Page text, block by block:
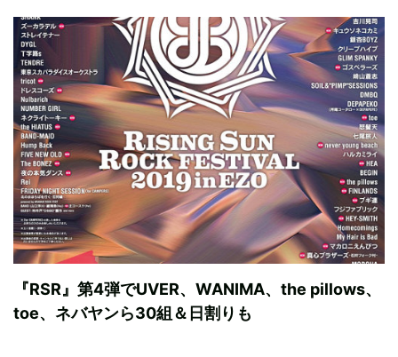
『RSR』第4弾でUVER、WANIMA、the pillows、
toe、ネバヤンら30組＆日割りも